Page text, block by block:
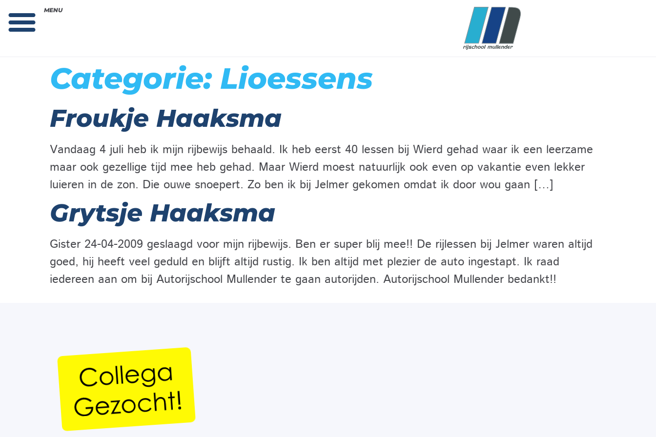
MENU
Categorie: Lioessens
Froukje Haaksma
Vandaag 4 juli heb ik mijn rijbewijs behaald. Ik heb eerst 40 lessen bij Wierd gehad waar ik een leerzame
maar ook gezellige tijd mee heb gehad. Maar Wierd moest natuurlijk ook even op vakantie even lekker
luieren in de zon. Die ouwe snoepert. Zo ben ik bij Jelmer gekomen omdat ik door wou gaan […]
Grytsje Haaksma
Gister 24-04-2009 geslaagd voor mijn rijbewijs. Ben er super blij mee!! De rijlessen bij Jelmer waren altijd
goed, hij heeft veel geduld en blijft altijd rustig. Ik ben altijd met plezier de auto ingestapt. Ik raad
iedereen aan om bij Autorijschool Mullender te gaan autorijden. Autorijschool Mullender bedankt!!